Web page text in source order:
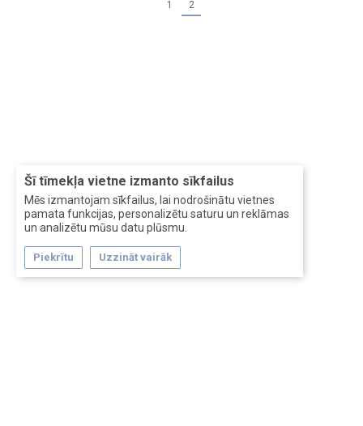
Šī tīmekļa vietne izmanto sīkfailus
Mēs izmantojam sīkfailus, lai nodrošinātu vietnes
pamata funkcijas, personalizētu saturu un reklāmas
un analizētu mūsu datu plūsmu.
Piekrītu Uzzināt vairāk
1 2